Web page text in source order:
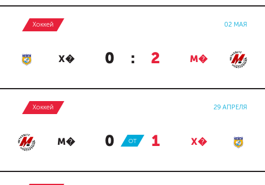
Хоккей 02 МАЯ
Х� 0 : 2 М�
Хоккей 29 АПРЕЛЯ
М� 0 : 1 Х�
ОТ